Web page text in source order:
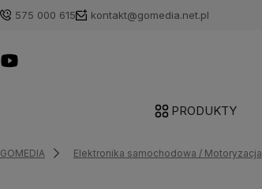
575 000 615 kontakt@gomedia.net.pl
PRODUKTY
GOMEDIA Elektronika samochodowa / Motoryzacja